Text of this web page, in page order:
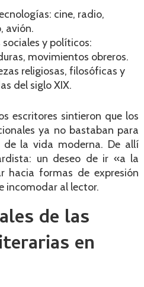
cine, radio,
avión.
y políticos:
movimientos obreros.
religiosas, filosóficas y
del siglo XIX.
escritores sintieron que los
ya no bastaban para
de la vida moderna. De allí
un deseo de ir «a la
hacia formas de expresión
incomodar al lector.
de las
en